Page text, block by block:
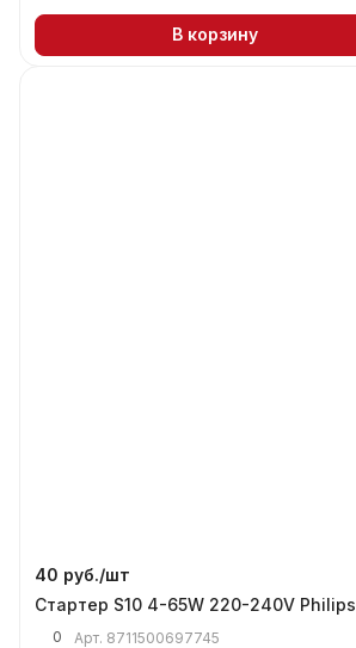
В корзину
40 руб./шт
Стартер S10 4-65W 220-240V Philips
0 Арт. 8711500697745